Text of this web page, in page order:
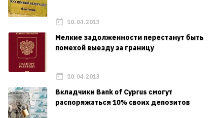
10.04.2013
Мелкие задолженности перестанут быть
помехой выезду за границу
10.04.2013
Вкладчики Bank of Cyprus смогут
распоряжаться 10% своих депозитов